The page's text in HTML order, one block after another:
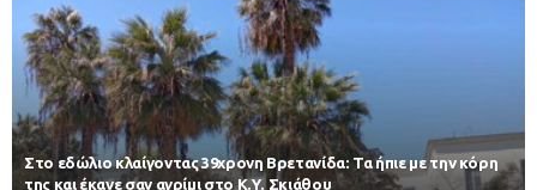
Στο εδώλιο κλαίγοντας 39χρονη Βρετανίδα: Τα ήπιε με την κόρη
της και έκανε σαν αγρίμι στο Κ.Υ. Σκιάθου